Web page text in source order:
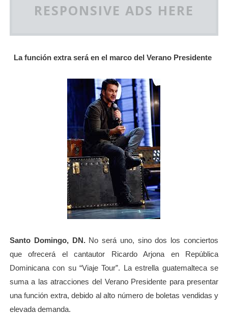
RESPONSIVE ADS HERE
La función extra será en el marco del Verano Presidente
Santo Domingo, DN.No será uno, sino dos los conciertos
que ofrecerá el cantautor Ricardo Arjona en República
Dominicana con su “Viaje Tour”. La estrella guatemalteca se
suma a las atracciones del Verano Presidente para presentar
una función extra, debido al alto número de boletas vendidas y
elevada demanda.